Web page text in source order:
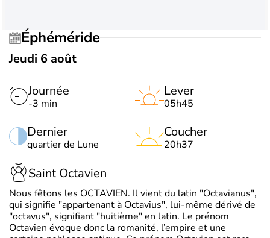
Éphéméride
Jeudi 6 août
Journée
-3 min
Dernier
quartier de Lune
Lever
05h45
Coucher
20h37
Saint Octavien
Nous fêtons les OCTAVIEN. Il vient du latin "Octavianus",
qui signifie "appartenant à Octavius", lui-même dérivé de
"octavus", signifiant "huitième" en latin. Le prénom
Octavien évoque donc la romanité, l’empire et une